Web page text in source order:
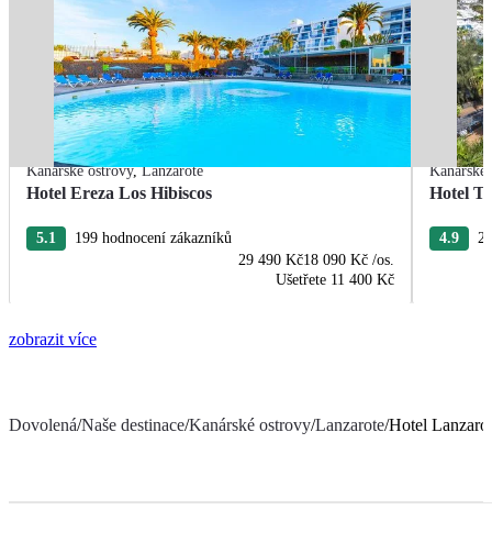
Kanárské ostrovy,Lanzarote
Hotel Ereza Los Hibiscos
5.1
199 hodnocení zákazníků
29 490 Kč18 090 Kč /os.
Ušetřete 11 400 Kč
Kanárské
Hotel
4.9
zobrazit více
Dovolená/Naše destinace/Kanárské ostrovy/Lanzarote/Hotel